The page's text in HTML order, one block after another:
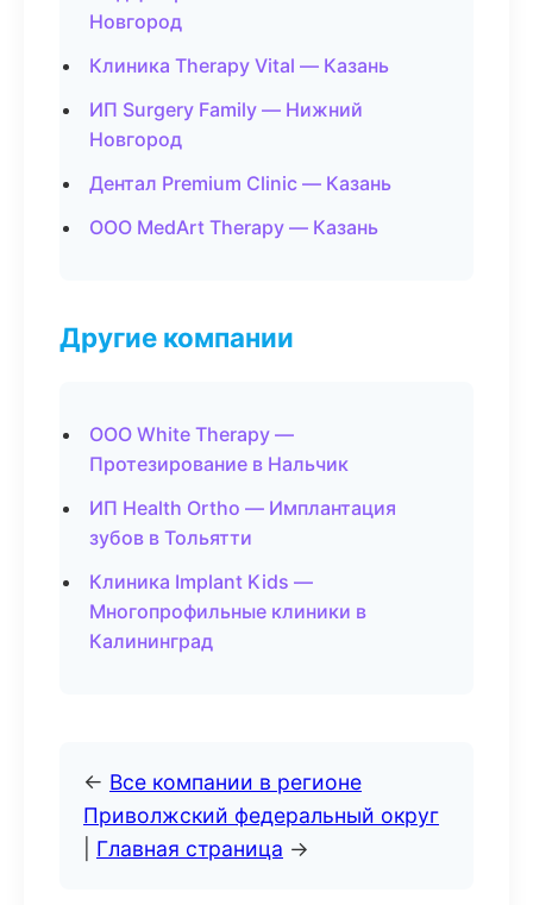
Новгород
Клиника Therapy Vital — Казань
ИП Surgery Family — Нижний
Новгород
Дентал Premium Clinic — Казань
ООО MedArt Therapy — Казань
Другие компании
ООО White Therapy —
Протезирование в Нальчик
ИП Health Ortho — Имплантация
зубов в Тольятти
Клиника Implant Kids —
Многопрофильные клиники в
Калининград
← Все компании в регионе
Приволжский федеральный округ
Главная страница →